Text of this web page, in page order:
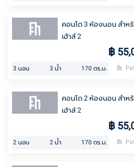
คอนโด 3 ห้องนอน สำหรั
เฮ้าส์ 2
฿
3 นอน 3 น้ำ 170 ตร.ม.
คอนโด 2 ห้องนอน สำหรั
เฮ้าส์ 2
฿
2 นอน 2 น้ำ 170 ตร.ม.